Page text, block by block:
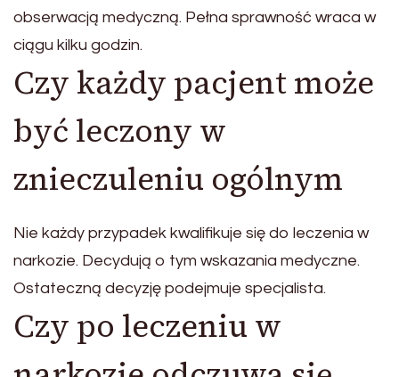
obserwacją medyczną. Pełna sprawność wraca w
ciągu kilku godzin.
Czy każdy pacjent może
być leczony w
znieczuleniu ogólnym
Nie każdy przypadek kwalifikuje się do leczenia w
narkozie. Decydują o tym wskazania medyczne.
Ostateczną decyzję podejmuje specjalista.
Czy po leczeniu w